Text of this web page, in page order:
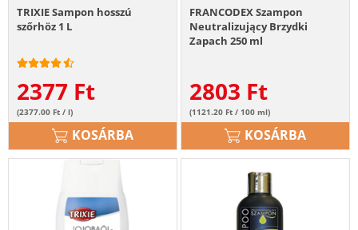
TRIXIE Sampon hosszú
szőrhöz 1 L
2377 Ft
(2377.00 Ft / l)
KOSÁRBA
FRANCODEX Szampon
Neutralizujący Brzydki
Zapach 250 ml
2803 Ft
(1121.20 Ft / 100 ml)
KOSÁRBA